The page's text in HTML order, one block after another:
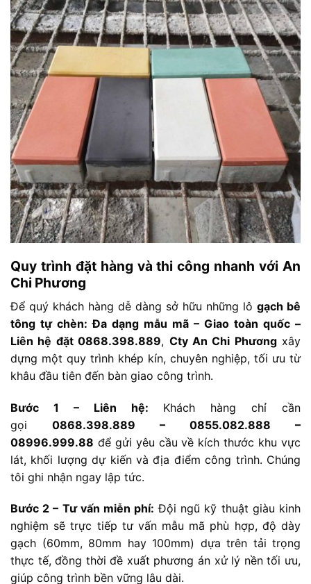
Quy trình đặt hàng và thi công nhanh với An
Chi Phương
Để quý khách hàng dễ dàng sở hữu những lô gạch bê
tông tự chèn: Đa dạng mẫu mã – Giao toàn quốc –
Liên hệ đặt 0868.398.889, Cty An Chi Phươngxây
dựng một quy trình khép kín, chuyên nghiệp, tối ưu từ
khâu đầu tiên đến bàn giao công trình.
Bước 1 – Liên hệ: Khách hàng chỉ cần
gọi 0868.398.889 – 0855.082.888 –
08996.999.88 để gửi yêu cầu về kích thước khu vực
lát, khối lượng dự kiến và địa điểm công trình. Chúng
tôi ghi nhận ngay lập tức.
Bước 2 – Tư vấn miễn phí: Đội ngũ kỹ thuật giàu kinh
nghiệm sẽ trực tiếp tư vấn mẫu mã phù hợp, độ dày
gạch (60mm, 80mm hay 100mm) dựa trên tải trọng
thực tế, đồng thời đề xuất phương án xử lý nền tối ưu,
giúp công trình bền vững lâu dài.